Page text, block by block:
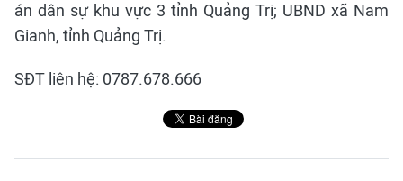
án dân sự khu vực 3 tỉnh Quảng Trị; UBND xã Nam
Gianh, tỉnh Quảng Trị.
SĐT liên hệ: 0787.678.666